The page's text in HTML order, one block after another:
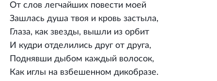
От слов легчайших повести моей
Зашлась душа твоя и кровь застыла,
Глаза, как звезды, вышли из орбит
И кудри отделились друг от друга,
Поднявши дыбом каждый волосок,
Как иглы на взбешенном дикобразе.